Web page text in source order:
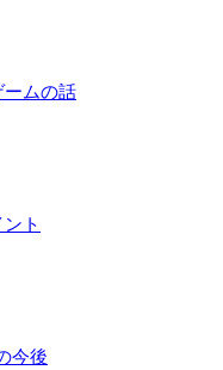
ームの話
ト
今後